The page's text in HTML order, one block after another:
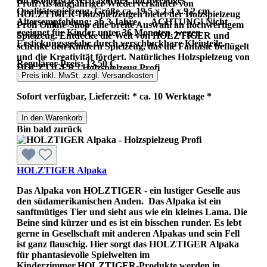
Profi Als langjähriger Wiederverkäufer von
HOLZTIGER-Holzspielzeugen bietet der Holzspielzeug
Profi Online-Shop eine breite Auswahl an hochwertigem
Spielzeug. Entdecke die Welt von HOLZTIGER und
schenke den Kindern Spielzeug, das die Fantasie beflügelt
und die Kreativität fördert. Natürliches Holzspielzeug von
HOLZTIGER | Holzspielzeug Profi
Qualitätsspielzeug. Größe ca. 19,5 x 2,4 x 9,2 cm.
Altersempfehlung: ab 3 Jahre. ACHTUNG! Nicht
geeignet für Kinder unter 36 Monaten, wegen
Erstickungsgefahr durch verschluckbare Kleinteile.
Regulärer Preis:13,50 €
Preis inkl. MwSt. zzgl. Versandkosten
Sofort verfügbar, Lieferzeit: * ca. 10 Werktage *
In den Warenkorb
Bin bald zurück
HOLZTIGER Alpaka
Das Alpaka von HOLZTIGER - ein lustiger Geselle aus
den südamerikanischen Anden. Das Alpaka ist ein
sanftmütiges Tier und sieht aus wie ein kleines Lama. Die
Beine sind kürzer und es ist ein bisschen runder. Es lebt
gerne in Gesellschaft mit anderen Alpakas und sein Fell
ist ganz flauschig. Hier sorgt das HOLZTIGER Alpaka
für phantasievolle Spielwelten im